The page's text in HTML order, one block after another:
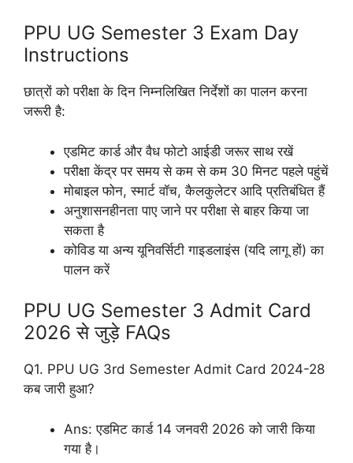
PPU UG Semester 3 Exam Day
Instructions
छात्रों को परीक्षा के दिन निम्नलिखित निर्देशों का पालन करना
जरूरी है:
एडमिट कार्ड और वैध फोटो आईडी जरूर साथ रखें
परीक्षा केंद्र पर समय से कम से कम 30 मिनट पहले पहुंचें
मोबाइल फोन, स्मार्ट वॉच, कैलकुलेटर आदि प्रतिबंधित हैं
अनुशासनहीनता पाए जाने पर परीक्षा से बाहर किया जा
सकता है
कोविड या अन्य यूनिवर्सिटी गाइडलाइंस (यदि लागू हों) का
पालन करें
PPU UG Semester 3 Admit Card
2026 से जुड़े FAQs
Q1. PPU UG 3rd Semester Admit Card 2024-28
कब जारी हुआ?
Ans: एडमिट कार्ड 14 जनवरी 2026 को जारी किया
गया है।